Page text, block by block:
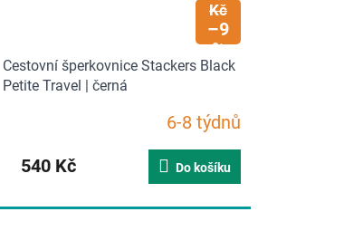
Kč
–9
%
Cestovní šperkovnice Stackers Black
Petite Travel | černá
produktu
z
6-8 týdnů
540 Kč
Do košíku